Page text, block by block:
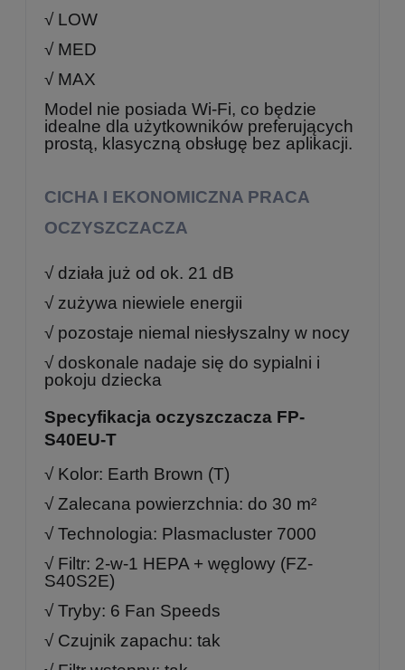
√ LOW
√ MED
√ MAX
Model nie posiada Wi-Fi, co będzie
idealne dla użytkowników preferujących
prostą, klasyczną obsługę bez aplikacji.
CICHA I EKONOMICZNA PRACA
OCZYSZCZACZA
√ działa już od ok. 21 dB
√ zużywa niewiele energii
√ pozostaje niemal niesłyszalny w nocy
√ doskonale nadaje się do sypialni i
pokoju dziecka
Specyfikacja oczyszczacza FP-
S40EU-T
√ Kolor: Earth Brown (T)
√ Zalecana powierzchnia: do 30 m²
√ Technologia: Plasmacluster 7000
√ Filtr: 2-w-1 HEPA + węglowy (FZ-
S40S2E)
√ Tryby: 6 Fan Speeds
√ Czujnik zapachu: tak